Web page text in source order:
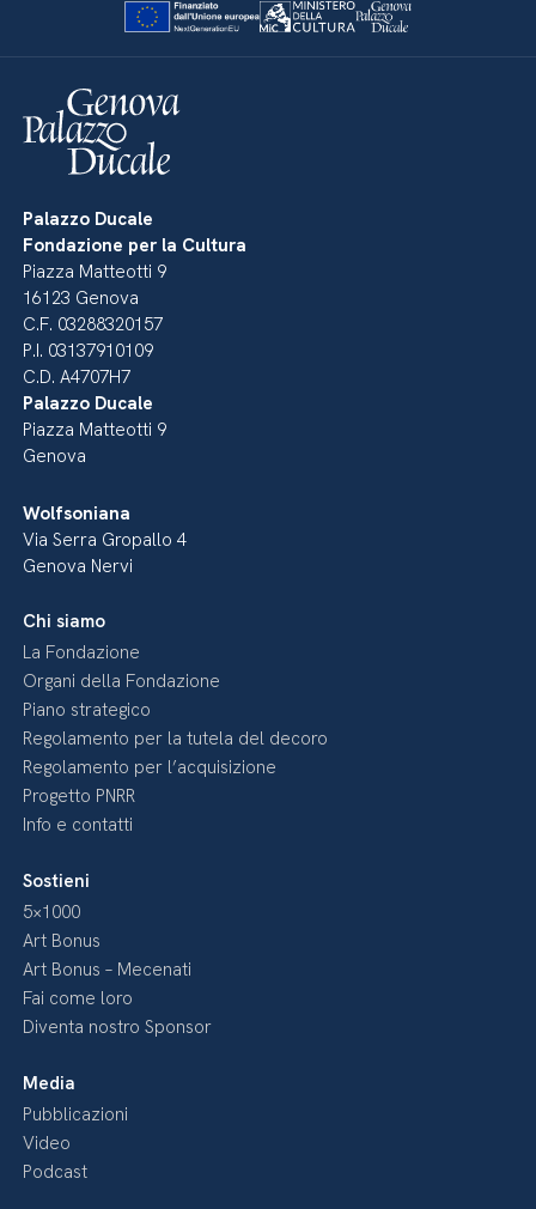
Palazzo Ducale
Fondazione per la Cultura
Piazza Matteotti 9
16123 Genova
C.F. 03288320157
P.I. 03137910109
C.D. A4707H7
Palazzo Ducale
Piazza Matteotti 9
Genova
Wolfsoniana
Via Serra Gropallo 4
Genova Nervi
Chi siamo
La Fondazione
Organi della Fondazione
Piano strategico
Regolamento per la tutela del decoro
Regolamento per l’acquisizione
Progetto PNRR
Info e contatti
Sostieni
5×1000
Art Bonus
Art Bonus – Mecenati
Fai come loro
Diventa nostro Sponsor
Media
Pubblicazioni
Video
Podcast